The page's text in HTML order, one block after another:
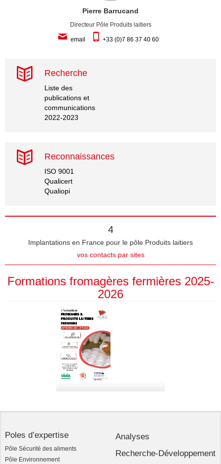
Pierre Barrucand
Directeur Pôle Produits laitiers
email +33 (0)7 86 37 40 60
Recherche
Liste des
publications et
communications
2022-2023
Reconnaissances
ISO 9001
Qualicert
Qualiopi
4
Implantations en France pour le pôle Produits laitiers
vos contacts par sites
Formations fromagères fermières 2025-
2026
Poles d’expertise
Pôle Sécurité des aliments
Pôle Environnement
Analyses
Recherche-Développement